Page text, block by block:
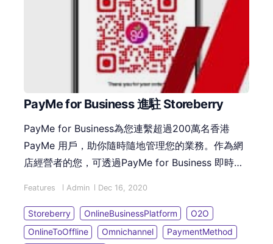
PayMe for Business 進駐 Storeberry
PayMe for Business為您連繫超過200萬名香港
PayMe 用戶，助你隨時隨地管理您的業務。作為網
店經營者的您，可透過PayMe for Business 即時入
Features Admin Dec 16, 2020
Storeberry OnlineBusinessPlatform
O2O
OnlineToOffline
Omnichannel
PaymentMethod